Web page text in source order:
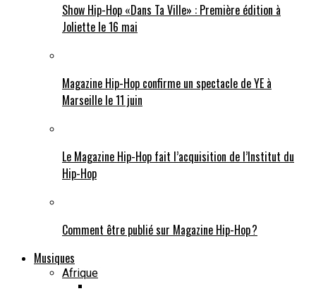
Show Hip-Hop «Dans Ta Ville» : Première édition à
Joliette le 16 mai
Magazine Hip-Hop confirme un spectacle de YE à
Marseille le 11 juin
Le Magazine Hip-Hop fait l’acquisition de l’Institut du
Hip-Hop
Comment être publié sur Magazine Hip-Hop ?
Musiques
Afrique